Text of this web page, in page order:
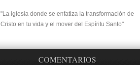
"La iglesia donde se enfatiza la transformación de
Cristo en tu vida y el mover del Espíritu Santo"
COMENTARIOS